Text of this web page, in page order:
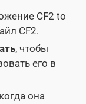
CF2 to
CF2.
, чтобы
его в
она